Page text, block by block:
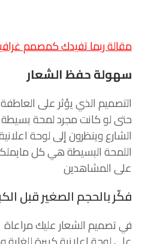
مقالة ربما تفيدك كمصمم
سهولة حفظ الشعار
التصميم الذي يؤثر على
حتى لو كانت مجرد لمحة
الشارع وينظرون إلى لوحة
اللمحة البسيطة هي كل
على المشاهدين
فكّر بالحجم الصغير قبل
في تصميم الشعار عليك